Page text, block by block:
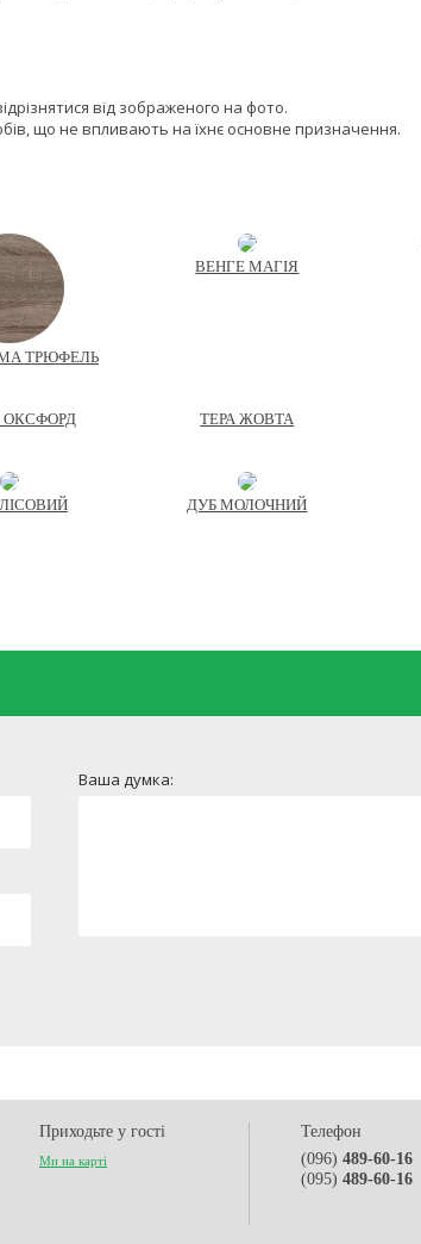
від зображеного на фото.
що не впливають на їхнє основне призначення.
ТРЮФЕЛЬ
ВЕНГЕ МАГІЯ
ТЕРА ЖОВТА
ДУБ МОЛОЧНИЙ
Ваша думка:
Приходьте у гості
Ми на карті
Телефон
(096) 489-60-16
(095) 489-60-16